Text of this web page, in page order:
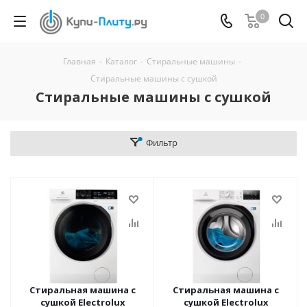
0
Главная - Каталог - Стиральные машины -
Стиральные машины с сушкой
Стиральные машины с сушкой
Фильтр
Стиральная машина с
сушкой Electrolux
Стиральная машина с
сушкой Electrolux